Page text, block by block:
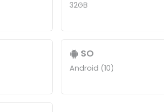
32GB
SO
Android (10)